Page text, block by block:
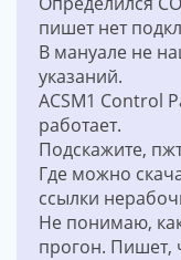
пишет нет
В мануале не
указаний.
ACSM1 Control
работает.
Подскажите,
Где можно
ссылки
Не понимаю,
прогон. Пишет,